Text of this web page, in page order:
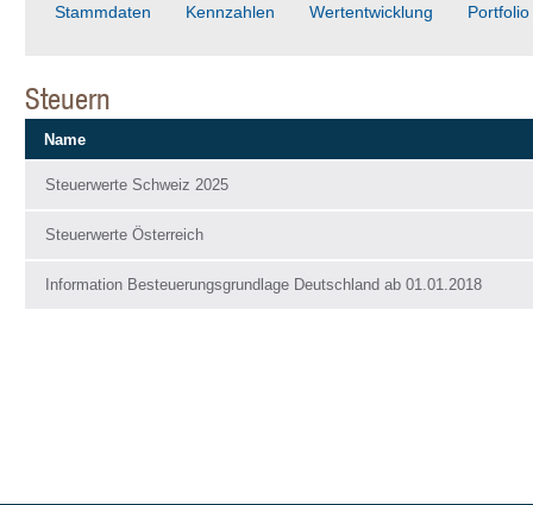
Stammdaten Kennzahlen Wertentwicklung Portfolio
Steuern
Name
Steuerwerte Schweiz 2025
Steuerwerte Österreich
Information Besteuerungsgrundlage Deutschland ab 01.01.2018